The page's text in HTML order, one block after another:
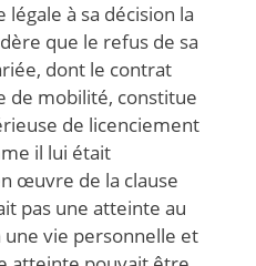
légale à sa décision la
que le refus de sa
dont le contrat
de mobilité, constitue
de licenciement
il lui était
œuvre de la clause
pas une atteinte au
une vie personnelle et